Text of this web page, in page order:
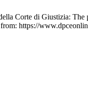
Corte di Giustizia:
https://